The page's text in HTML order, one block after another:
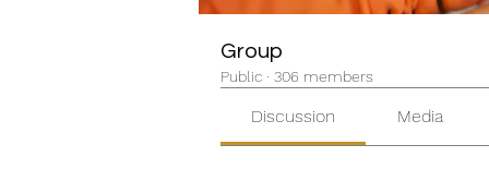
Group
Public · 306 members
Discussion Media